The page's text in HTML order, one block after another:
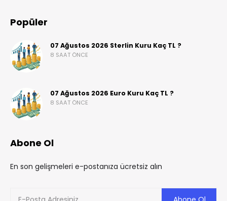
Popüler
07 Ağustos 2026 Sterlin Kuru Kaç TL ?
8 SAAT ÖNCE
07 Ağustos 2026 Euro Kuru Kaç TL ?
8 SAAT ÖNCE
Abone Ol
En son gelişmeleri e-postanıza ücretsiz alın